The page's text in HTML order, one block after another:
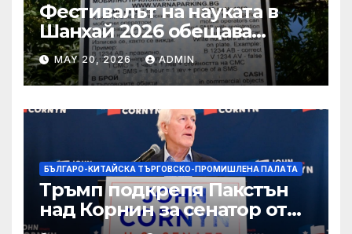
Фестивалът на науката в
Шанхай 2026 обещава
вълнуващи научно-
технологични иновации
MAY 20, 2026 ADMIN
БЪЛГАРО-КИТАЙСКА ТЪРГОВСКО-ПРОМИШЛЕНА ПАЛAТА
Тръмп подкрепя Пакстън
над Корнин за сенатор от
Тексас в шокираща